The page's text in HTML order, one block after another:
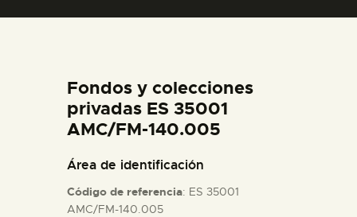
ESPAÑOL
ACTIVIDADES
Fondos y colecciones
privadas ES 35001
AMC/FM-140.005
Área de identificación
Código de referencia: ES 35001
AMC/FM-140.005